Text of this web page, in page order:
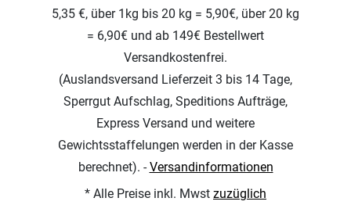
5,35 €, über 1kg bis 20 kg = 5,90€, über 20 kg
= 6,90€ und ab 149€ Bestellwert
Versandkostenfrei.
(Auslandsversand Lieferzeit 3 bis 14 Tage,
Sperrgut Aufschlag, Speditions Aufträge,
Express Versand und weitere
Gewichtsstaffelungen werden in der Kasse
berechnet). -Versandinformationen
* Alle Preise inkl. Mwst zuzüglich